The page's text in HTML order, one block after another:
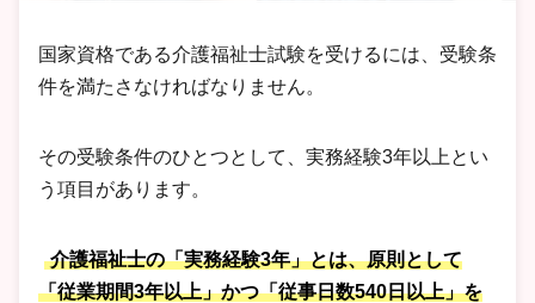
国家資格である介護福祉士試験を受けるには、受験条
件を満たさなければなりません。
その受験条件のひとつとして、実務経験3年以上とい
う項目があります。
介護福祉士の「実務経験3年」とは、原則として
「従業期間3年以上」かつ「従事日数540日以上」を